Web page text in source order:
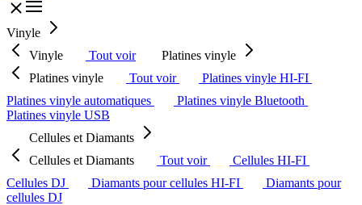
Vinyle
Vinyle
Tout voir
Platines vinyle
Platines vinyle
Tout voir
Platines vinyle HI-FI
Platines vinyle automatiques
Platines vinyle Bluetooth
Platines vinyle USB
Cellules et Diamants
Cellules et Diamants
Tout voir
Cellules HI-FI
Cellules DJ
Diamants pour cellules HI-FI
Diamants pour
cellules DJ